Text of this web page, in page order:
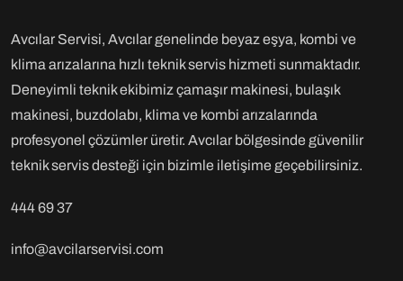
Avcılar Servisi, Avcılar genelinde beyaz eşya, kombi ve
klima arızalarına hızlı teknik servis hizmeti sunmaktadır.
Deneyimli teknik ekibimiz çamaşır makinesi, bulaşık
makinesi, buzdolabı, klima ve kombi arızalarında
profesyonel çözümler üretir. Avcılar bölgesinde güvenilir
teknik servis desteği için bizimle iletişime geçebilirsiniz.
444 69 37
info@avcilarservisi.com